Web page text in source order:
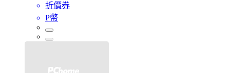
折價券
P幣